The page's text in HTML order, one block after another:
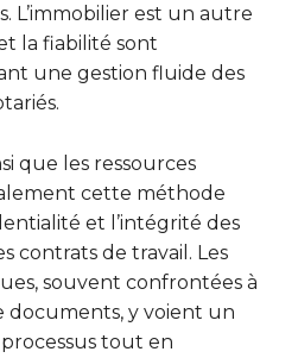
L’immobilier est un autre
la fiabilité sont
une gestion fluide des
que les ressources
cette méthode
et l’intégrité des
contrats de travail. Les
souvent confrontées à
documents, y voient un
tout en